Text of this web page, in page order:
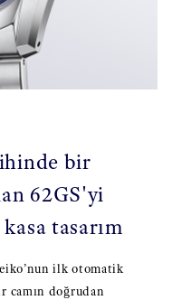
bir
62GS'yi
tasarım
ilk otomatik
camın doğrudan